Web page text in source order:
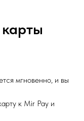
мгновенно, и вы
к Mir Pay и